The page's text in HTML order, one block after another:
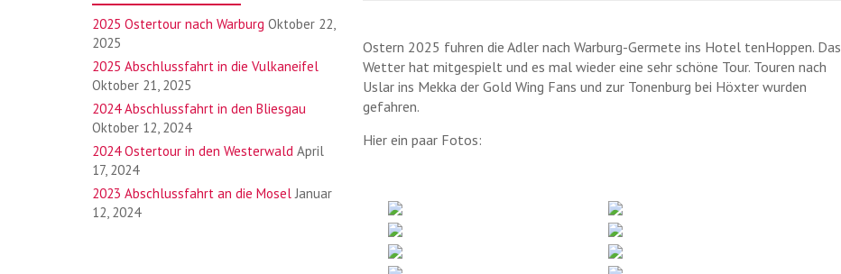
Ostern 2025 fuhren die Adler nach Warburg-Germete ins Hotel tenHoppen. Das
Wetter hat mitgespielt und es mal wieder eine sehr schöne Tour. Touren nach
Uslar ins Mekka der Gold Wing Fans und zur Tonenburg bei Höxter wurden
gefahren.
Hier ein paar Fotos:
2025 Ostertour nach Warburg Oktober 22,
2025
2025 Abschlussfahrt in die Vulkaneifel
Oktober 21, 2025
2024 Abschlussfahrt in den Bliesgau
Oktober 12, 2024
2024 Ostertour in den Westerwald April
17, 2024
2023 Abschlussfahrt an die Mosel Januar
12, 2024